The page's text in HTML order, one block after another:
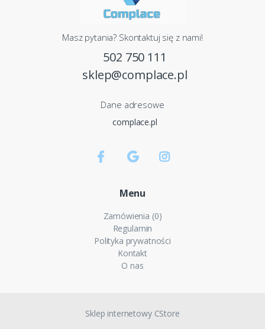
Masz pytania? Skontaktuj się z nami!
502 750 111
sklep@complace.pl
Dane adresowe
complace.pl
Menu
Zamówienia (0)
Regulamin
Polityka prywatności
Kontakt
O nas
Sklep internetowy CStore